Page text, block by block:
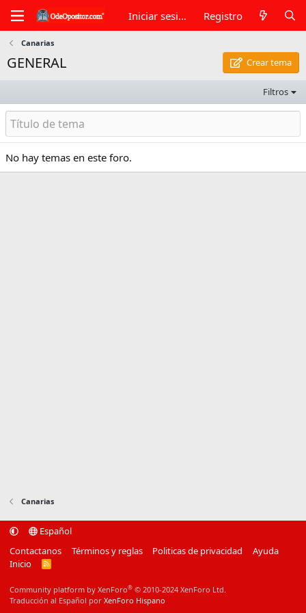
Iniciar sesión Registro
Canarias
GENERAL Crear tema
Filtros
No hay temas en este foro.
Canarias
Español
Contactanos
Términos y reglas Politicas de privacidad
Ayuda
Inicio
R
Community platform by XenForo® © 2010-2024 XenForo Ltd.
Traducción al Español por XenForo Hispano